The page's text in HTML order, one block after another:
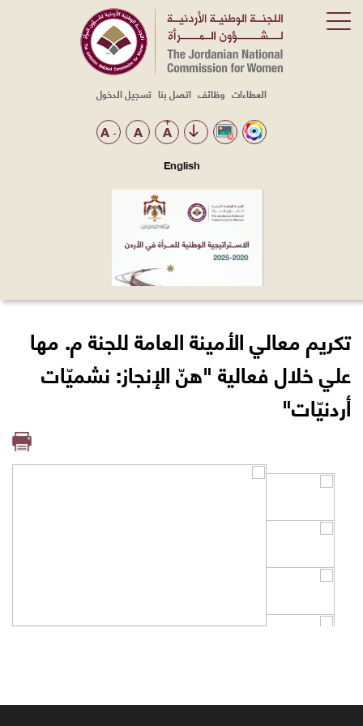
Top
العطاءات وظائف اتصل بنا تسجيل الدخول
- A +
A
English
تكريم معالي الأمينة العامة للجنة م. مها
علي خلال فعالية "هنّ الإنجاز: نشميّات
أردنيّات"